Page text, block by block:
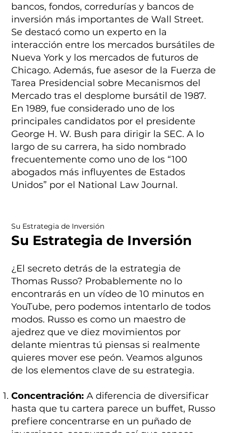
Su Estrategia de Inversión
Su Estrategia de Inversión
¿El secreto detrás de la estrategia de
Thomas Russo? Probablemente no lo
encontrarás en un vídeo de 10 minutos en
YouTube, pero podemos intentarlo de todos
modos. Russo es como un maestro de
ajedrez que ve diez movimientos por
delante mientras tú piensas si realmente
quieres mover ese peón. Veamos algunos
de los elementos clave de su estrategia.
Concentración: A diferencia de diversificar
hasta que tu cartera parece un buffet, Russo
prefiere concentrarse en un puñado de
bancos, fondos, corredurías y bancos de
inversión más importantes de Wall Street.
Se destacó como un experto en la
interacción entre los mercados bursátiles de
Nueva York y los mercados de futuros de
Chicago. Además, fue asesor de la Fuerza de
Tarea Presidencial sobre Mecanismos del
Mercado tras el desplome bursátil de 1987.
En 1989, fue considerado uno de los
principales candidatos por el presidente
George H. W. Bush para dirigir la SEC. A lo
largo de su carrera, ha sido nombrado
frecuentemente como uno de los “100
abogados más influyentes de Estados
Unidos” por el National Law Journal.